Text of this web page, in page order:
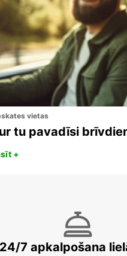
vietas
tu pavadīsi
+
24/7 apkalpošana